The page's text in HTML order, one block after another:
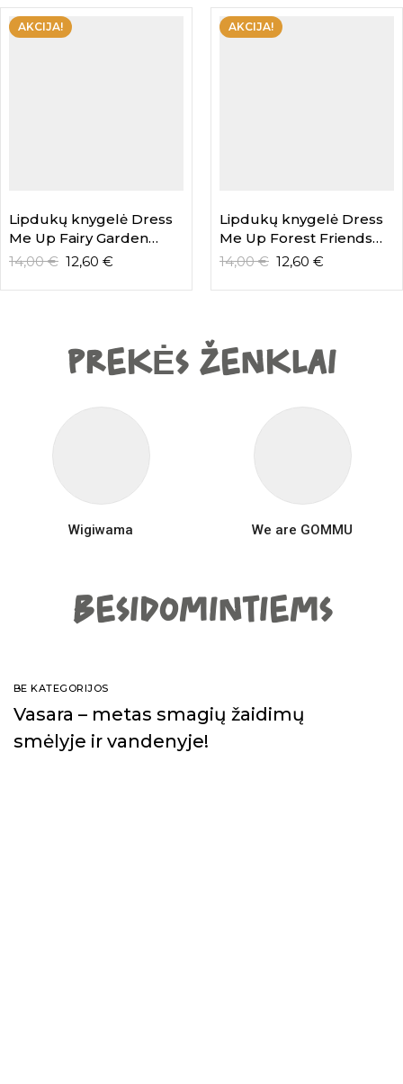
AKCIJA!
Lipdukų knygelė Dress
Me Up Fairy Garden
Little Dutch
14,00€ 12,60 €
AKCIJA!
Lipdukų knygelė Dress
Me Up Forest Friends
Little Dutch
14,00€ 12,60 €
PREKĖS ŽENKLAI
Wigiwama We are GOMMU
BESIDOMINTIEMS
BE KATEGORIJOS
Vasara – metas smagių žaidimų
smėlyje ir vandenyje!